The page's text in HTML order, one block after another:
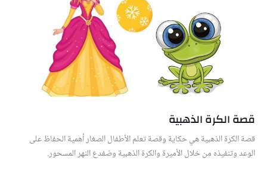
قصة الكرة الذهبية
قصة الكرة الذهبية هي حكاية وقصة تعلم الأطفال الصغار أهمية الحفاظ على
الوعد وتنفيذه من خلال الأميرة والكرة الذهبية وضفدع النهر المسحور.